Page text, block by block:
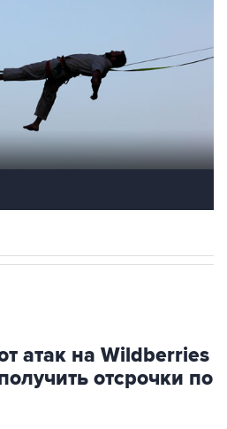
атак на Wildberries
отсрочки по